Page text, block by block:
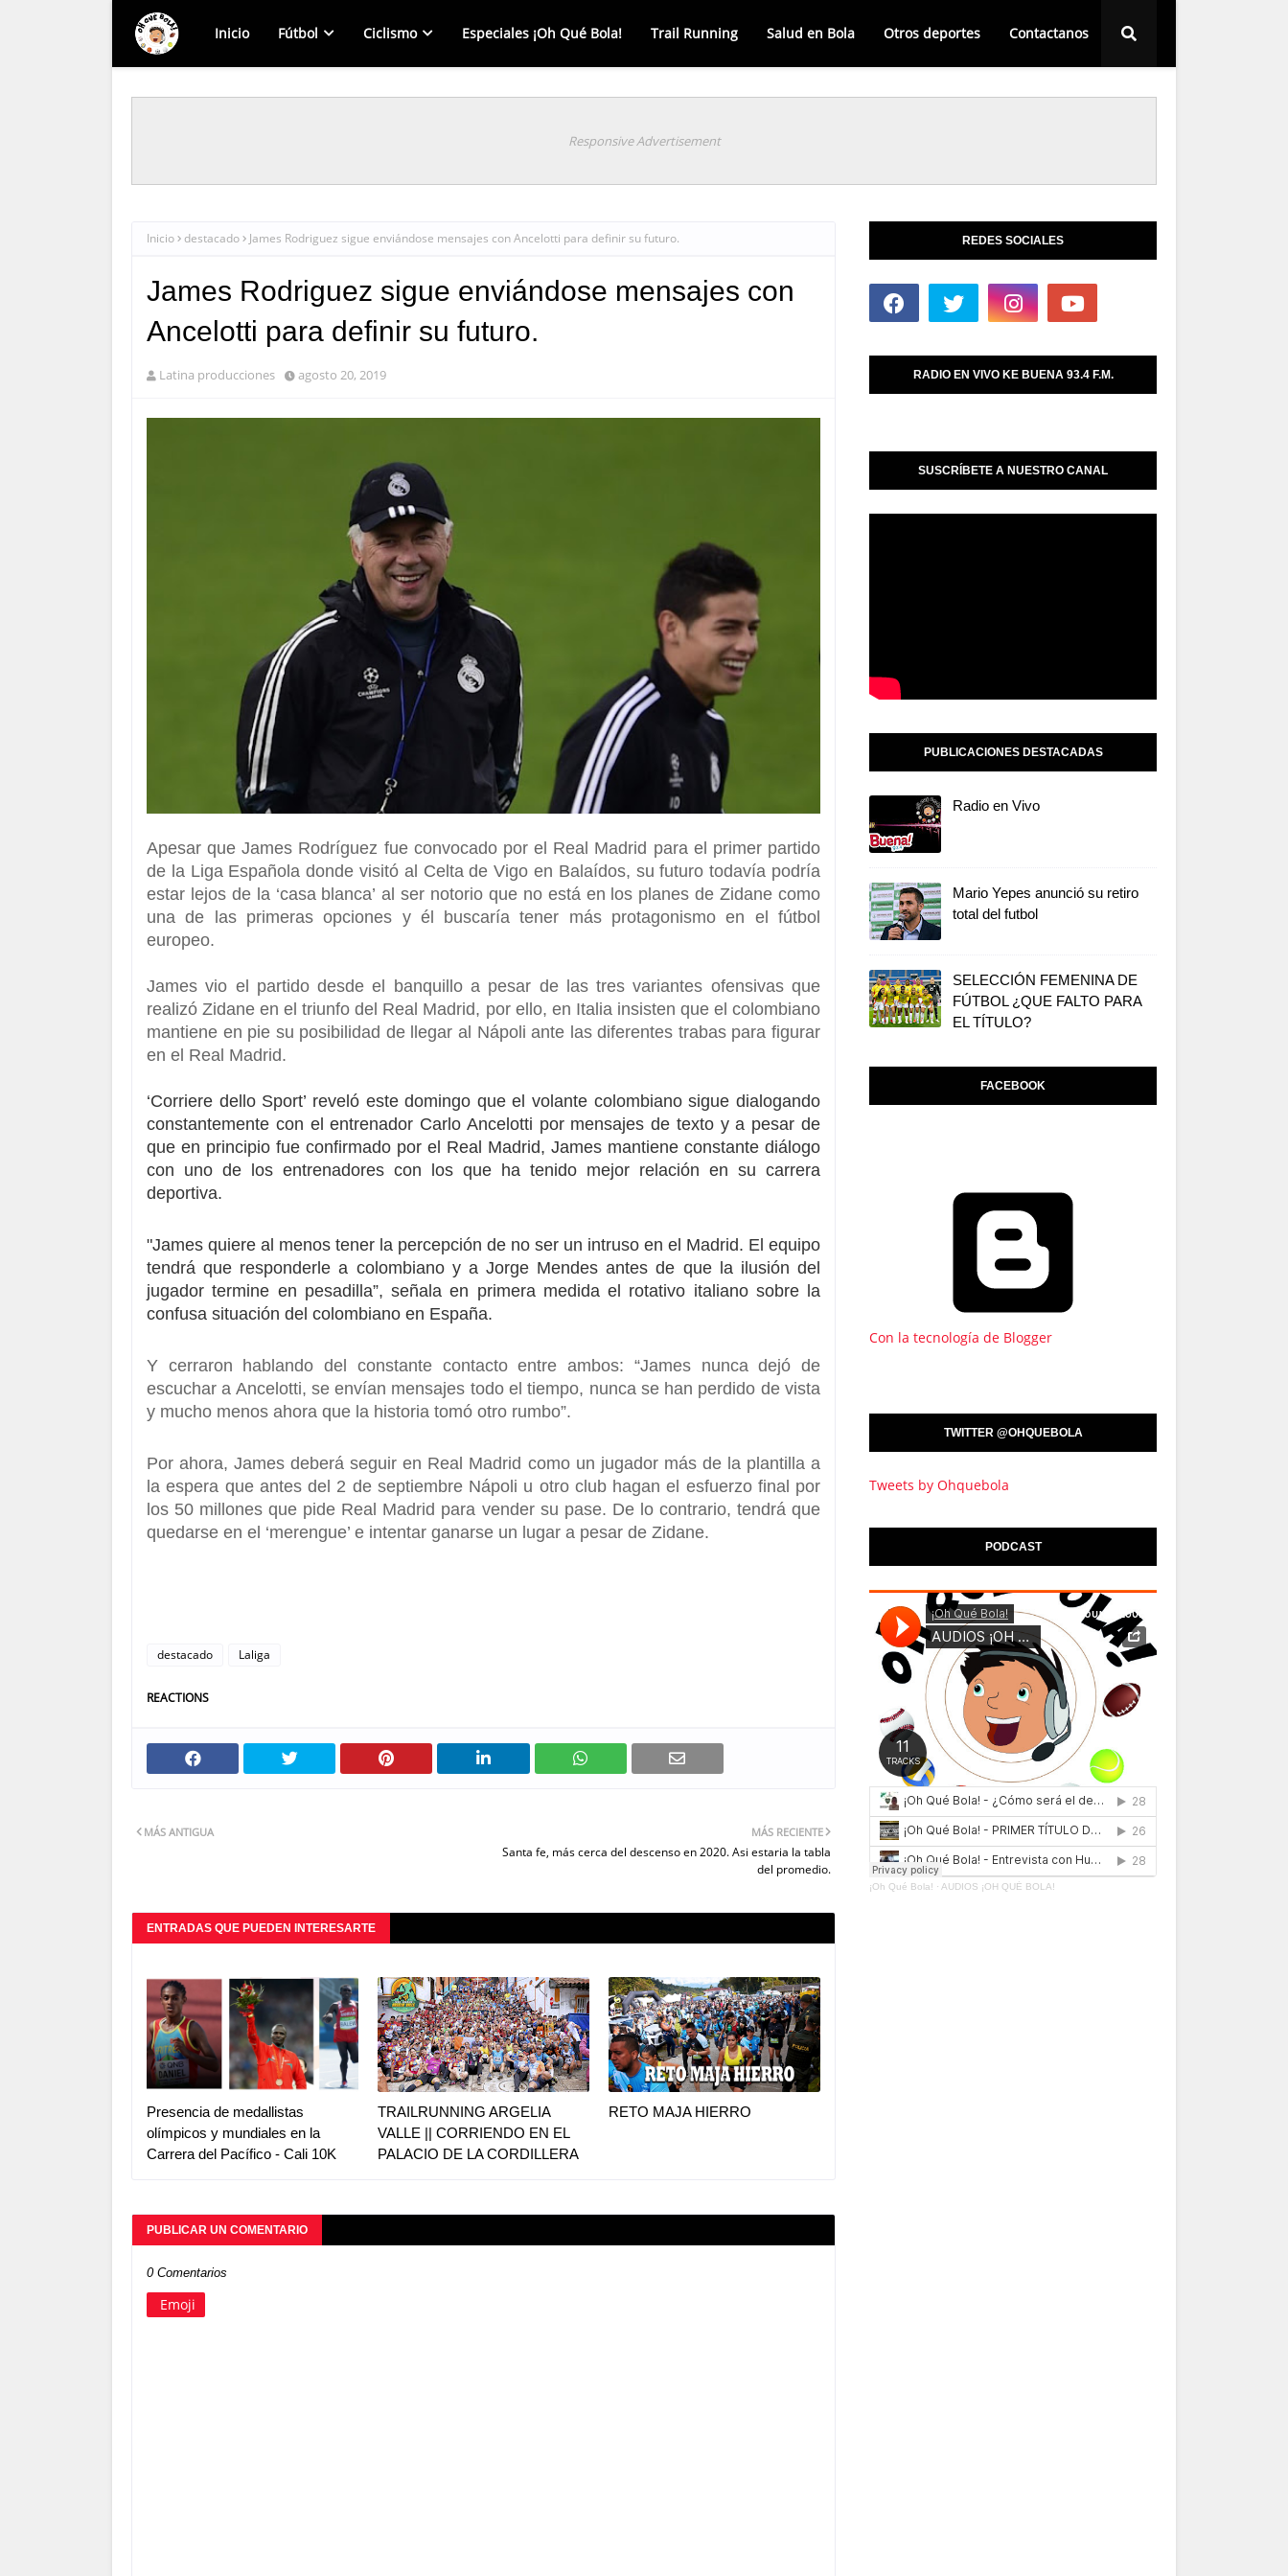
Inicio Fútbol Ciclismo Especiales ¡Oh Qué Bola! Trail Running Salud en Bola Otros deportes Contactanos
Responsive Advertisement
Inicio destacado James Rodriguez sigue enviándose mensajes con Ancelotti para definir su futuro.
James Rodriguez sigue enviándose mensajes con
Ancelotti para definir su futuro.
Latina producciones agosto 20, 2019
Apesar que James Rodríguez fue convocado por el Real Madrid para el primer partido
de la Liga Española donde visitó al Celta de Vigo en Balaídos, su futuro todavía podría
estar lejos de la ‘casa blanca’al ser notorio que no está en los planes de Zidane como
una de las primeras opciones y él buscaría tener más protagonismo en el fútbol
europeo.
James vio el partido desde el banquillo a pesar de las tres variantes ofensivas que
realizó Zidaneen el triunfo del Real Madrid, por ello, en Italia insisten que el colombiano
mantiene en pie su posibilidad de llegar al Nápoli ante las diferentes trabas para figurar
en el Real Madrid.
‘Corriere dello Sport’ reveló este domingo queel volante colombiano sigue dialogando
constantemente con el entrenador Carlo Ancelotti por mensajes de texto y a pesar de
que en principio fue confirmado por el Real Madrid, James mantiene constante diálogo
con uno de los entrenadores con los que ha tenido mejor relación en su carrera
deportiva.
"James quiere al menos tener la percepción de no ser un intruso en el Madrid. El equipo
tendrá que responderle a colombiano y a Jorge Mendesantes de que la ilusión del
jugador termine en pesadilla”, señala en primera medida el rotativo italiano sobre la
confusa situación del colombiano en España.
Y cerraron hablando del constante contacto entre ambos: “James nunca dejó de
escuchar a Ancelotti, se envían mensajes todo el tiempo, nunca se han perdido de vista
y mucho menos ahora que la historia tomó otro rumbo”.
Por ahora,James deberá seguir en Real Madrid como un jugador más de la plantillaa
la espera que antes del 2 de septiembre Nápoli u otro club hagan el esfuerzo final por
los 50 millones que pide Real Madrid para vender su pase. De lo contrario, tendrá que
quedarse en el ‘merengue’ e intentar ganarse un lugar a pesar de Zidane.
destacado Laliga
REACTIONS
MÁS RECIENTE
Santa fe, más cerca del descenso en 2020. Asi estaria la tabla
del promedio.
MÁS ANTIGUA
ENTRADAS QUE PUEDEN INTERESARTE
Presencia de medallistas
olímpicos y mundiales en la
Carrera del Pacífico - Cali 10K
TRAILRUNNING ARGELIA
VALLE || CORRIENDO EN EL
PALACIO DE LA CORDILLERA
RETO MAJA HIERRO
PUBLICAR UN COMENTARIO
0 Comentarios
Emoji
REDES SOCIALES
RADIO EN VIVO KE BUENA 93.4 F.M.
SUSCRÍBETE A NUESTRO CANAL
PUBLICACIONES DESTACADAS
Radio en Vivo
Mario Yepes anunció su retiro
total del futbol
SELECCIÓN FEMENINA DE
FÚTBOL ¿QUE FALTO PARA
EL TÍTULO?
FACEBOOK
Con la tecnología de Blogger
TWITTER @OHQUEBOLA
Tweets by Ohquebola
PODCAST
¡Oh Qué Bola! · AUDIOS ¡OH QUÉ BOLA!